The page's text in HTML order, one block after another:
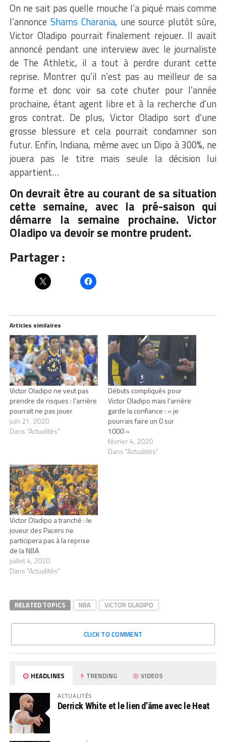
On ne sait pas quelle mouche l’a piqué mais comme
l’annonce Shams Charania, une source plutôt sûre,
Victor Oladipo pourrait finalement rejouer. Il avait
annoncé pendant une interview avec le journaliste
de The Athletic, il a tout à perdre durant cette
reprise. Montrer qu’il n’est pas au meilleur de sa
forme et donc voir sa cote chuter pour l’année
prochaine, étant agent libre et à la recherche d’un
gros contrat. De plus, Victor Oladipo sort d’une
grosse blessure et cela pourrait condamner son
futur. Enfin, Indiana, même avec un Dipo à 300%, ne
jouera pas le titre mais seule la décision lui
appartient…
On devrait être au courant de sa situation
cette semaine, avec la pré-saison qui
démarre la semaine prochaine. Victor
Oladipo va devoir se montre prudent.
Partager :
Articles similaires
Victor Oladipo ne veut pas
prendre de risques : l’arrière
pourrait ne pas jouer
juin 21, 2020
Dans "Actualités"
Débuts compliqués pour
Victor Oladipo mais l’arrière
garde la confiance : « je
pourrais faire un 0 sur
1000 »
février 4, 2020
Dans "Actualités"
Victor Oladipo a tranché : le
joueur des Pacers ne
participera pas à la reprise
de la NBA
juillet 4, 2020
Dans "Actualités"
RELATED TOPICS NBA VICTOR OLADIPO
CLICK TO COMMENT
HEADLINES TRENDING VIDEOS
ACTUALITÉS
Derrick White et le lien d’âme avec le Heat